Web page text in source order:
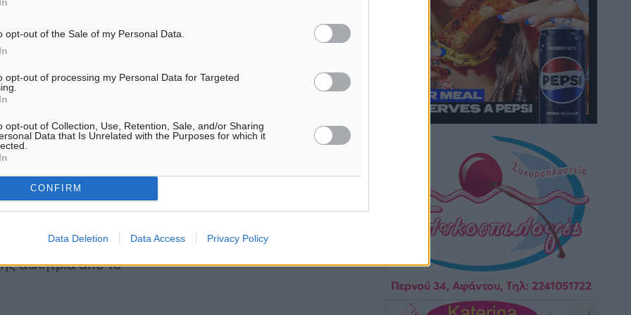
opt-out of the Sale of my Personal Data.
opt-out of processing my Personal Data for Targeted
opt-out of Collection, Use, Retention, Sale, and/or Sharing
Data that Is Unrelated with the Purposes for which it
CONFIRM
Data Deletion Data Access Privacy Policy
– χαρακτηριστικό
5 φορές το χρόνο στο
Όμως είμαι καλά και
για το Παγκόσμιο
τακτικής, όμως και
την NXTG με βοηθούν
ήταν ο πρώτος
η ανηφόρα».
σε ερώτηση αν το
αθλήτρια από το
Στον Άγιο Νικόλαο Χάλκης ανοίγει
ξανά το ανανεωμένο εκκλησιαστικό
μουσείο από τη Λέσχη Lions Χάλκης
Τοπικές Ειδήσεις• πριν 45 λεπτά
Ρόδος: «Βουλιάζει» από τουρίστες –
Πάνω από 1 εκατ. επιβάτες και 55
πριν 55 λεπτά
Γ’ Εθνική Κατηγορία: Οι ημερομηνίες
των αγωνιστικών της κανονικής
περιόδου
Αθλητικά• πριν 6 ώρες
Κάρπαθο για άγρα πελατών
Τοπικές Ειδήσεις • πριν 7 ώρες